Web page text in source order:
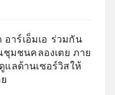
าร์เอ็มเอ ร่วมกัน
มชนคลองเตย ภาย
ลด้านเซอร์วิสให้